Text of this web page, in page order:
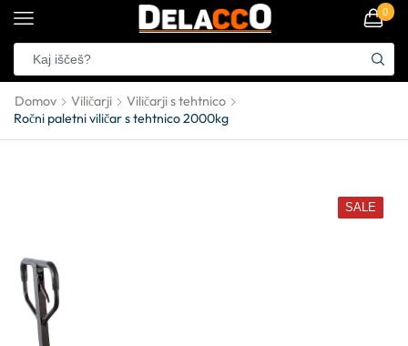
0
Domov Viličarji
Viličarji s tehtnico
Ročni paletni viličar s tehtnico 2000kg
SALE